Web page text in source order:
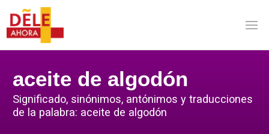
aceite de algodón
Significado, sinónimos, antónimos y traducciones
de la palabra: aceite de algodón